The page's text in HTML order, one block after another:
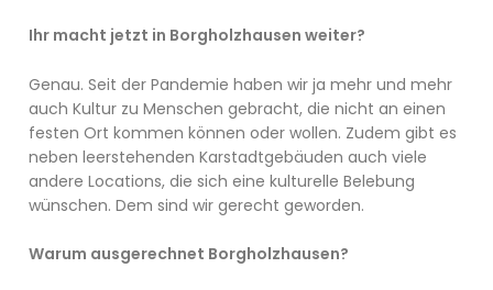
Ihr macht jetzt in Borgholzhausen weiter?
Genau. Seit der Pandemie haben wir ja mehr und mehr
auch Kultur zu Menschen gebracht, die nicht an einen
festen Ort kommen können oder wollen. Zudem gibt es
neben leerstehenden Karstadtgebäuden auch viele
andere Locations, die sich eine kulturelle Belebung
wünschen. Dem sind wir gerecht geworden.
Warum ausgerechnet Borgholzhausen?